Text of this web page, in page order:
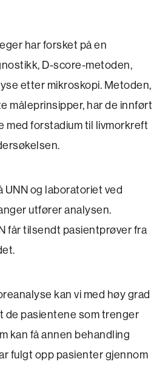
har forsket på en
D-score-metoden,
etter mikroskopi. Metoden,
måleprinsipper, har de innført
med forstadium til livmorkreft
UNN og laboratoriet ved
utfører analysen.
får tilsendt pasientprøver fra
kan vi med høy grad
de pasientene som trenger
kan få annen behandling
fulgt opp pasienter gjennom